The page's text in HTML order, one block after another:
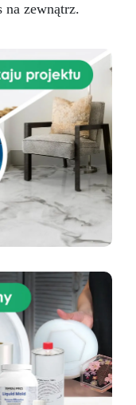
na zewnątrz.